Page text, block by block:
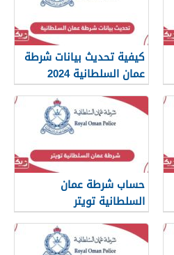
كيفية تحديث بيانات شرطة
عمان السلطانية 2024
حساب شرطة عمان
السلطانية تويتر